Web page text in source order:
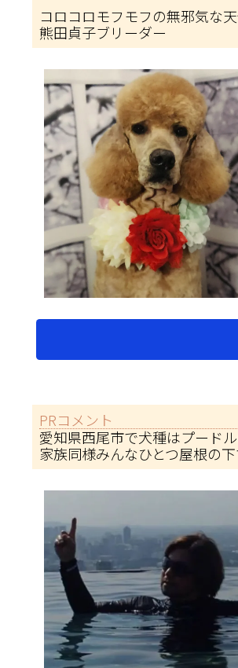
コロコロモフモフの無邪気な
熊田貞子ブリーダー
PRコメント
愛知県西尾市で犬種はプード
家族同様みんなひとつ屋根の下